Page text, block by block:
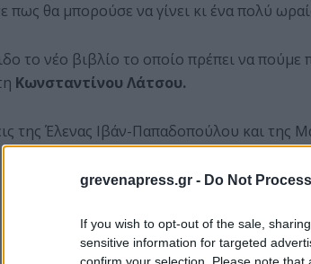
grevenapress.gr - Do Not
If you wish to opt-out of the sale,
sensitive information for targeted
confirm your selection. Please note
πως θα μπορούσε να γίνει κι ένα πολύ
το νέο βιβλίο το οποίο πρέπει να πούμε
Κωνσταντίνου Λάτσου.
της Έλενας Ιβάν-Παπαδοπούλου και της